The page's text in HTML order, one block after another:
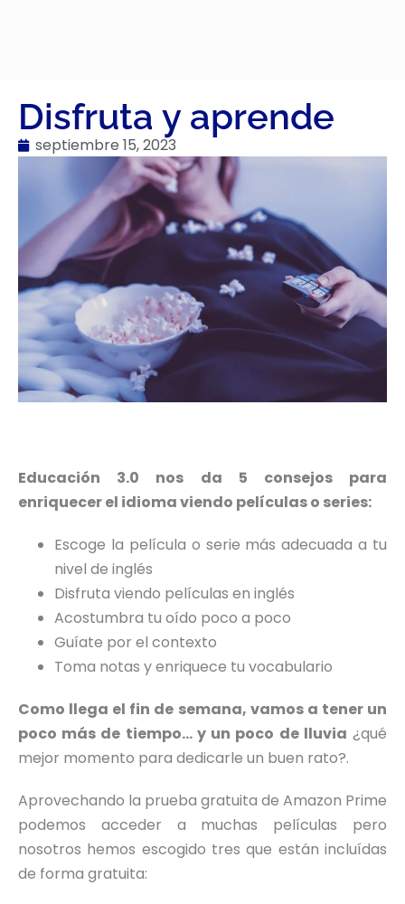
Disfruta y aprende
septiembre 15, 2023
Educación 3.0 nos da 5 consejos para
enriquecer el idioma viendo películas o series:
Escoge la película o serie más adecuada a tu
nivel de inglés
Disfruta viendo películas en inglés
Acostumbra tu oído poco a poco
Guíate por el contexto
Toma notas y enriquece tu vocabulario
Como llega el fin de semana, vamos a tener un
poco más de tiempo… y un poco de lluvia ¿qué
mejor momento para dedicarle un buen rato?.
Aprovechando la prueba gratuita de Amazon Prime
podemos acceder a muchas películas pero
nosotros hemos escogido tres que están incluídas
de forma gratuita: